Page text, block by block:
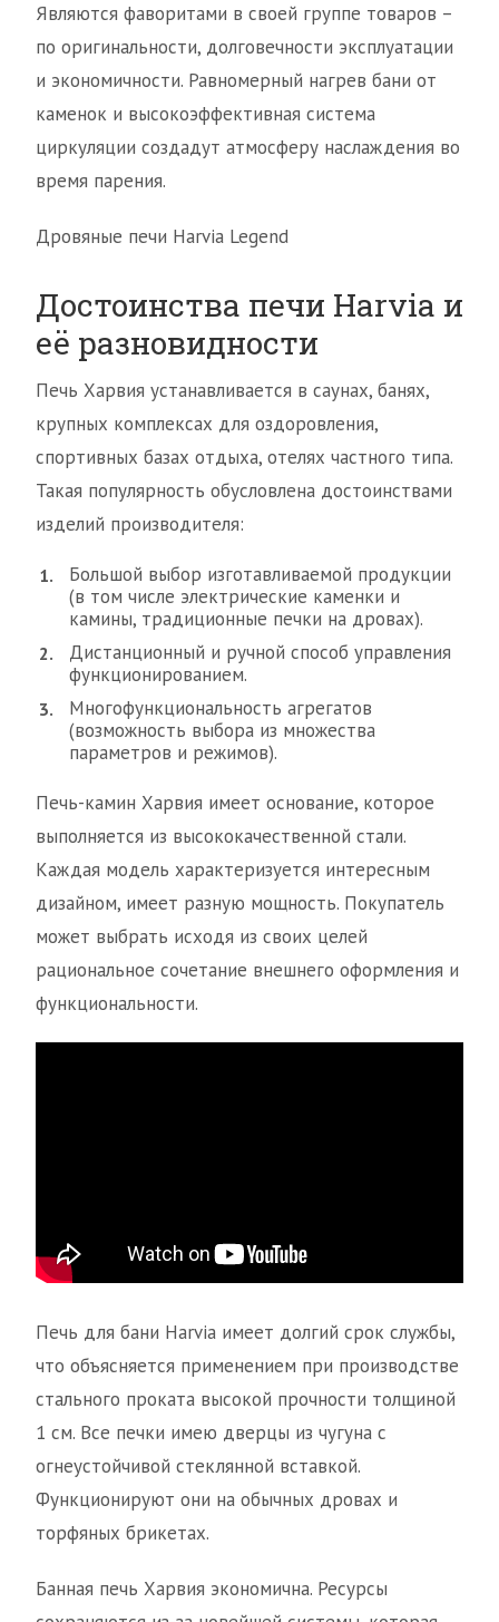
Являются фаворитами в своей группе товаров –
по оригинальности, долговечности эксплуатации
и экономичности. Равномерный нагрев бани от
каменок и высокоэффективная система
циркуляции создадут атмосферу наслаждения во
время парения.
Дровяные печи Harvia Legend
Достоинства печи Нarvia и
её разновидности
Печь Харвия устанавливается в саунах, банях,
крупных комплексах для оздоровления,
спортивных базах отдыха, отелях частного типа.
Такая популярность обусловлена достоинствами
изделий производителя:
Большой выбор изготавливаемой продукции
(в том числе электрические каменки и
камины, традиционные печки на дровах).
Дистанционный и ручной способ управления
функционированием.
Многофункциональность агрегатов
(возможность выбора из множества
параметров и режимов).
Печь-камин Харвия имеет основание, которое
выполняется из высококачественной стали.
Каждая модель характеризуется интересным
дизайном, имеет разную мощность. Покупатель
может выбрать исходя из своих целей
рациональное сочетание внешнего оформления и
функциональности.
Печь для бани Harvia имеет долгий срок службы,
что объясняется применением при производстве
стального проката высокой прочности толщиной
1 см. Все печки имею дверцы из чугуна с
огнеустойчивой стеклянной вставкой.
Функционируют они на обычных дровах и
торфяных брикетах.
Банная печь Харвия экономична. Ресурсы